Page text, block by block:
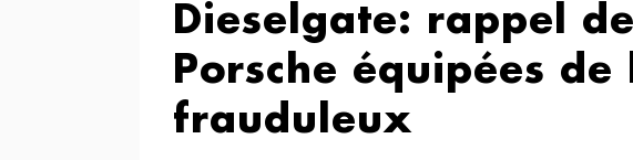
Dieselgate: rappel
Porsche équipées de
frauduleux